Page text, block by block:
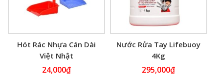
Hót Rác Nhựa Cán Dài
Việt Nhật
24,000₫
Nước Rửa Tay Lifebuoy
4Kg
295,000₫